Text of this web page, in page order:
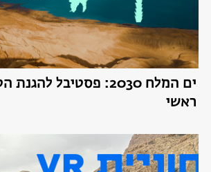
ים המלח 2030: פסטיבל
ראשי